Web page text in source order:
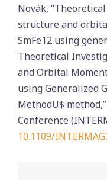
Novák,
structure and
SmFe12 using
Theoretical
and Orbital
using Generalized
MethodU$
Conference
10.1109/